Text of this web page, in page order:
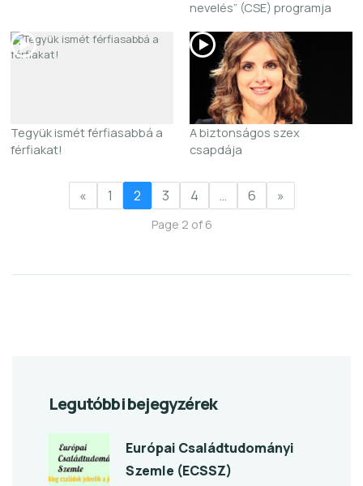
nevelés” (CSE) programja
Tegyük ismét férfiasabbá a
férfiakat!
A biztonságos szex
csapdája
« 1 2 3 4 … 6 »
Page 2 of 6
Legutóbbi bejegyzérek
Európai Családtudományi
Szemle (ECSSZ)